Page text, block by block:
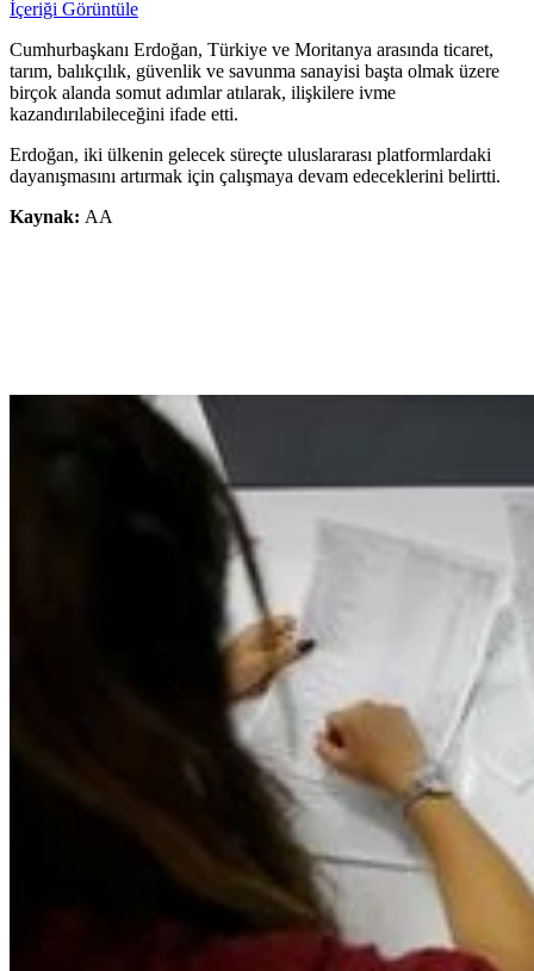
İçeriği Görüntüle
Cumhurbaşkanı Erdoğan, Türkiye ve Moritanya arasında ticaret,
tarım, balıkçılık, güvenlik ve savunma sanayisi başta olmak üzere
birçok alanda somut adımlar atılarak, ilişkilere ivme
kazandırılabileceğini ifade etti.
Erdoğan, iki ülkenin gelecek süreçte uluslararası platformlardaki
dayanışmasını artırmak için çalışmaya devam edeceklerini belirtti.
Kaynak: AA